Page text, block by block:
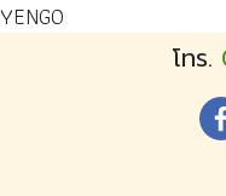
YENGO
โทร.